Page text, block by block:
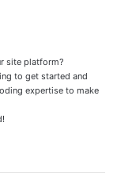
site platform?
to get started and
expertise to make